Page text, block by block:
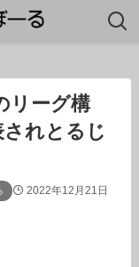
リーグ構
れとるじ
2022年12月21日